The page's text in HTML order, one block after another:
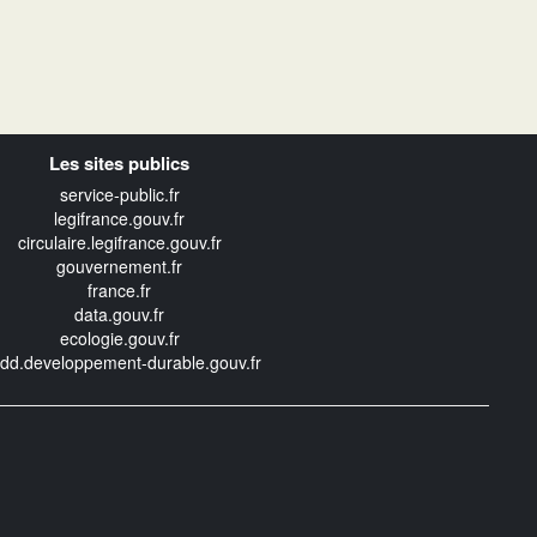
Les sites publics
service-public.fr
legifrance.gouv.fr
circulaire.legifrance.gouv.fr
gouvernement.fr
france.fr
data.gouv.fr
ecologie.gouv.fr
durable.gouv.fr